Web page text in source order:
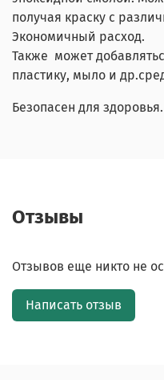
получая краску с
Экономичный расход.
Также может
пластику, мыло и
Безопасен для здоровья.
Отзывы
Отзывов еще никто не
Написать отзыв